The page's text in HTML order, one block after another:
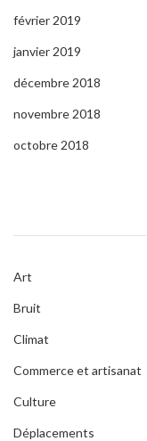
février 2019
janvier 2019
décembre 2018
novembre 2018
octobre 2018
Art
Bruit
Climat
Commerce et artisanat
Culture
Déplacements